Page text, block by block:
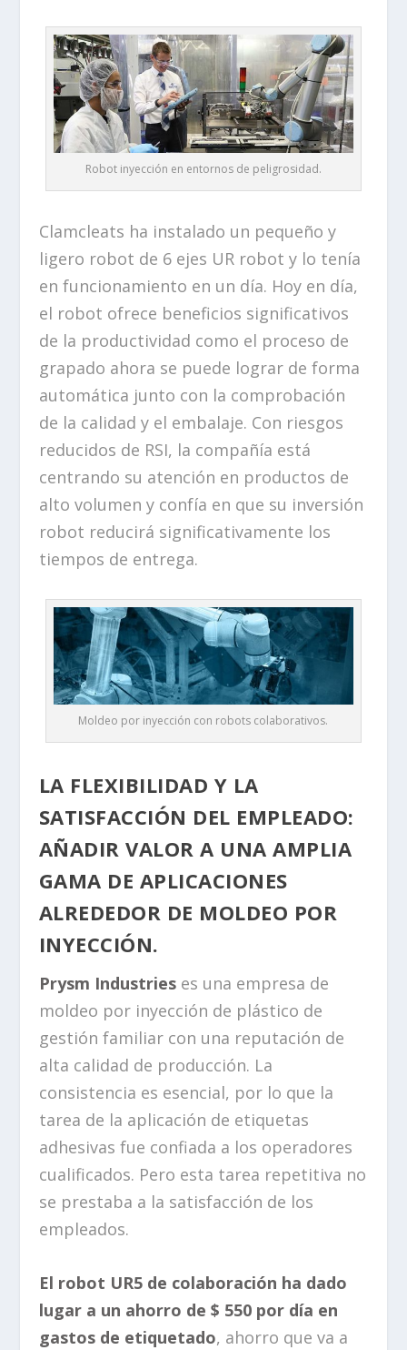
Robot inyección en entornos de peligrosidad.
Clamcleats ha instalado un pequeño y
ligero robot de 6 ejes UR robot y lo tenía
en funcionamiento en un día. Hoy en día,
el robot ofrece beneficios significativos
de la productividad como el proceso de
grapado ahora se puede lograr de forma
automática junto con la comprobación
de la calidad y el embalaje. Con riesgos
reducidos de RSI, la compañía está
centrando su atención en productos de
alto volumen y confía en que su inversión
robot reducirá significativamente los
tiempos de entrega.
Moldeo por inyección con robots colaborativos.
LA FLEXIBILIDAD Y LA
SATISFACCIÓN DEL EMPLEADO:
AÑADIR VALOR A UNA AMPLIA
GAMA DE APLICACIONES
ALREDEDOR DE MOLDEO POR
INYECCIÓN.
Prysm Industries es una empresa de
moldeo por inyección de plástico de
gestión familiar con una reputación de
alta calidad de producción. La
consistencia es esencial, por lo que la
tarea de la aplicación de etiquetas
adhesivas fue confiada a los operadores
cualificados. Pero esta tarea repetitiva no
se prestaba a la satisfacción de los
empleados.
El robot UR5 de colaboración ha dado
lugar a un ahorro de $ 550 por día en
gastos de etiquetado, ahorro que va a